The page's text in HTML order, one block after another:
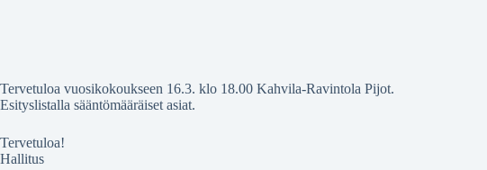
Tervetuloa vuosikokoukseen 16.3. klo 18.00 Kahvila-Ravintola Pijot.
Esityslistalla sääntömääräiset asiat.
Tervetuloa!
Hallitus